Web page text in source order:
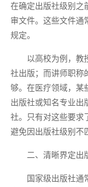
在确定出版社级别之
审文件。这些文件通
规定。
以高校为例，教
社出版；而讲师职称
够。在医疗领域，某
出版社或知名专业出
社。只有对这些要求
避免因出版社级别不
二、清晰界定出
国家级出版社通